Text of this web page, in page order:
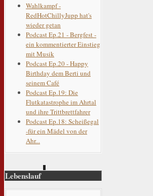
Wahlkampf -
RedHotChillyJupp hat's
wieder getan
Podcast Ep.21 - Bergfest -
ein kommentierter Einstieg
mit Musik
Podcast Ep.20 - Happy
Birthday dem Berti und
seinem Café
Podcast Ep.19: Die
Flutkatastrophe im Ahrtal
und ihre Trittbrettfahrer
Podcast Ep.18: Scheißegal
-für ein Mädel von der
Ahr...
Lebenslauf